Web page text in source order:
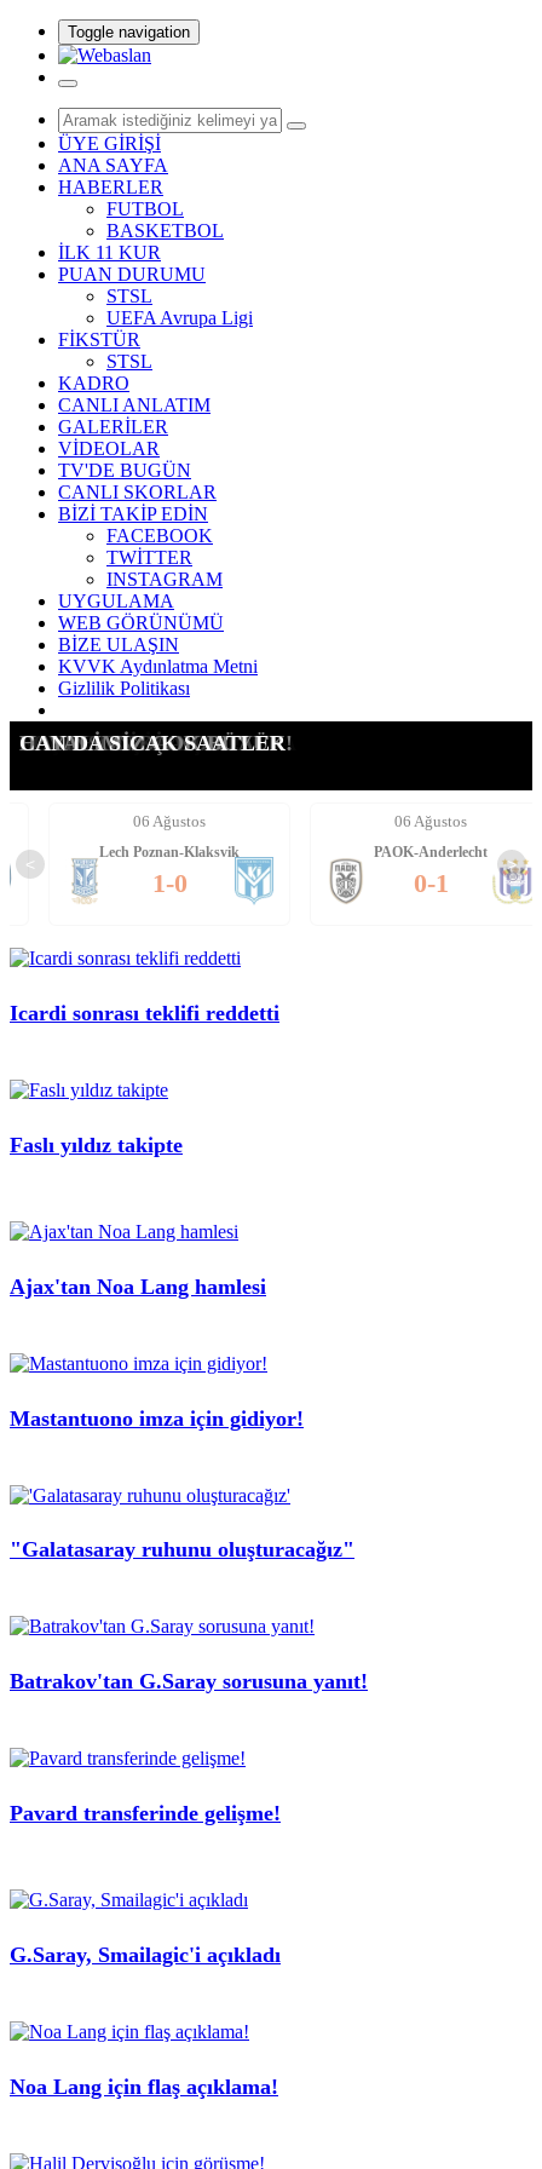
Toggle navigation
ÜYE GİRİŞİ
ANA SAYFA
HABERLER
FUTBOL
BASKETBOL
İLK 11 KUR
PUAN DURUMU
STSL
UEFA Avrupa Ligi
FİKSTÜR
STSL
KADRO
CANLI ANLATIM
GALERİLER
VİDEOLAR
TV'DE BUGÜN
CANLI SKORLAR
BİZİ TAKİP EDİN
FACEBOOK
TWİTTER
INSTAGRAM
UYGULAMA
WEB GÖRÜNÜMÜ
BİZE ULAŞIN
KVVK Aydınlatma Metni
Gizlilik Politikası
ICARDI'YE YENİ TALİP
SUÇ DUYURUSU YAPTIK!
G.SARAY İÇİN AÇIKLAMA
LEAO ALEV ALEV!!!!
FORVETE İKİ ADAY!
DAVINSON'DA NOKTA!
HAYALİMİZ ÇOK BÜYÜK!
CAN'DA SICAK SAATLER
<
06 Ağustos
Lech Poznan-Klaksvik
1-0
06 Ağustos
PAOK-Anderlecht
0-1
>
Icardi sonrası teklifi reddetti
Faslı yıldız takipte
Ajax'tan Noa Lang hamlesi
Mastantuono imza için gidiyor!
"Galatasaray ruhunu oluşturacağız"
Batrakov'tan G.Saray sorusuna yanıt!
Pavard transferinde gelişme!
G.Saray, Smailagic'i açıkladı
Noa Lang için flaş açıklama!